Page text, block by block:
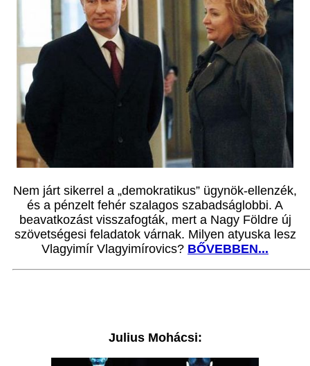
Nem járt sikerrel a „demokratikus” ügynök-ellenzék,
és a pénzelt fehér szalagos szabadságlobbi. A
beavatkozást visszafogták, mert a Nagy Földre új
szövetségesi feladatok várnak. Milyen atyuska lesz
Vlagyimír Vlagyimírovics? BŐVEBBEN...
Julius Mohácsi: